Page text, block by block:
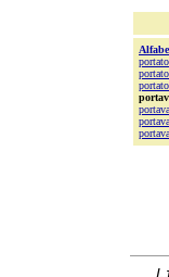
portato